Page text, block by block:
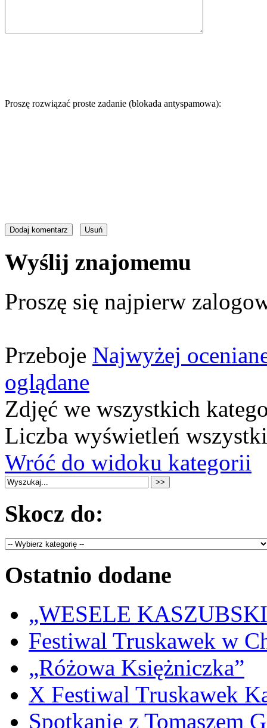
Proszę rozwiązać proste zadanie (blokada antyspamowa):
Wyślij znajomemu
Proszę się najpierw
Przeboje Najwyżej
oglądane
Zdjęć we wszystkich
Liczba wyświetleń
Wróć do widoku kategorii
Skocz do:
Ostatnio dodane
„WESELE
Festiwal Truskawek w
„Różowa Księżniczka”
X Festiwal Truskawek
Spotkanie z Tomaszem